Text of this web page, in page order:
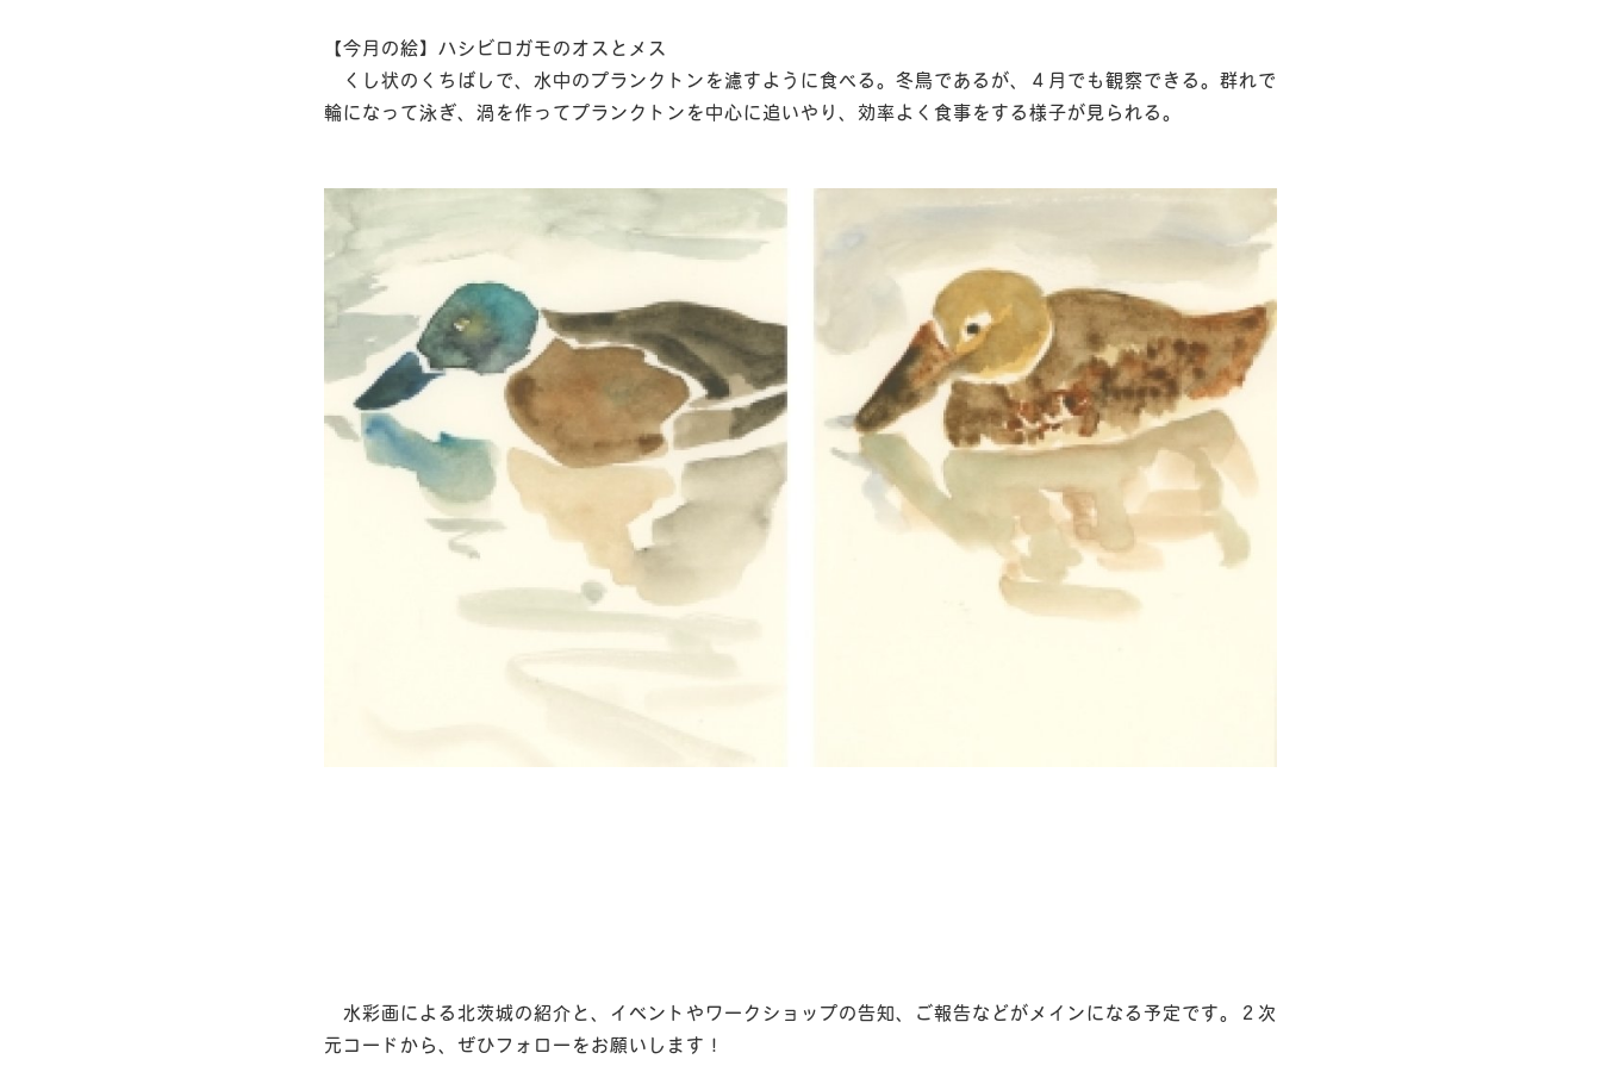
【今月の絵】ハシビロガモのオスとメス
くし状のくちばしで、水中のプランクトンを濾すように食べる。冬鳥であるが、４月でも観察できる。群れで
輪になって泳ぎ、渦を作ってプランクトンを中心に追いやり、効率よく食事をする様子が見られる。
水彩画による北茨城の紹介と、イベントやワークショップの告知、ご報告などがメインになる予定です。２次
元コードから、ぜひフォローをお願いします！